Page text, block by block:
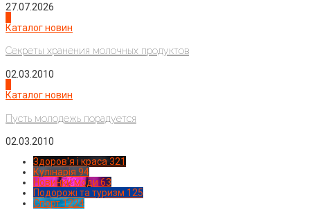
27.07.2026
Каталог новин
Секреты хранения молочных продуктов
02.03.2010
Каталог новин
Пусть молодежь порадуется
02.03.2010
Здоров'я і краса 321
Кулінарія 94
Новинки моди 63
Подорожі та туризм 125
Спорт1224